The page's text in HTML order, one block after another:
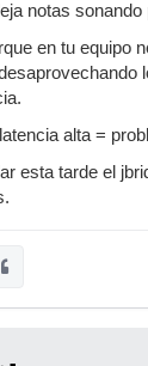
notas sonando
en tu equipo
alta =
esta tarde el